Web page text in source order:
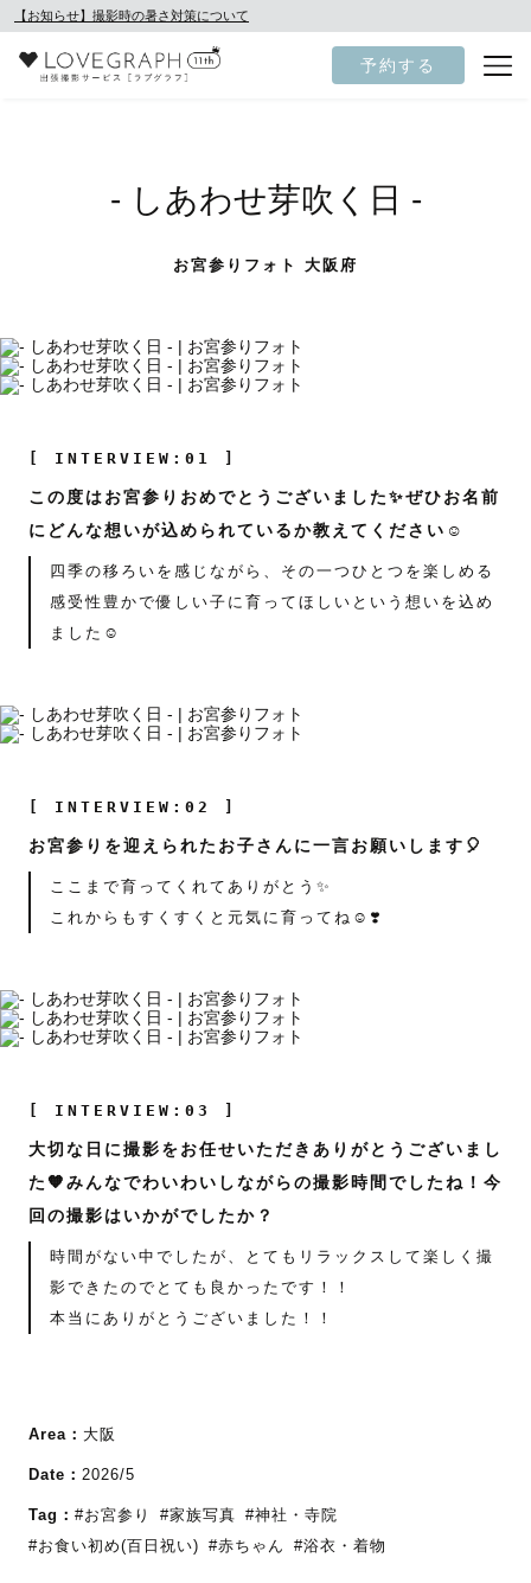
【お知らせ】撮影時の暑さ対策について
予約する
- しあわせ芽吹く日 -
お宮参りフォト 大阪府
[ INTERVIEW:01 ]
この度はお宮参りおめでとうございました✨ぜひお名前
にどんな想いが込められているか教えてください☺️
四季の移ろいを感じながら、その一つひとつを楽しめる
感受性豊かで優しい子に育ってほしいという想いを込め
ました☺️
[ INTERVIEW:02 ]
お宮参りを迎えられたお子さんに一言お願いします🎈
ここまで育ってくれてありがとう✨
これからもすくすくと元気に育ってね☺️❣️
[ INTERVIEW:03 ]
大切な日に撮影をお任せいただきありがとうございまし
た🧡みんなでわいわいしながらの撮影時間でしたね！今
回の撮影はいかがでしたか？
時間がない中でしたが、とてもリラックスして楽しく撮
影できたのでとても良かったです！！
本当にありがとうございました！！
Area： 大阪
Date： 2026/5
Tag： #お宮参り #家族写真 #神社・寺院
#お食い初め(百日祝い) #赤ちゃん #浴衣・着物